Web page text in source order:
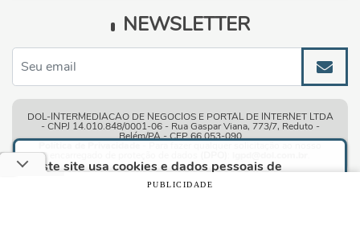
Este site usa cookies e dados pessoais de
acordo com os nossosTermos de Uso e Política
e, ao continuar navegando neste
NEWSLETTER
DOL-INTERMEDIACAO DE NEGOCIOS E PORTAL DE INTERNET LTDA
- CNPJ 14.010.848/0001-06 - Rua Gaspar Viana, 773/7, Reduto -
Belém/PA - CEP 66.053-090
PUBLICIDADE